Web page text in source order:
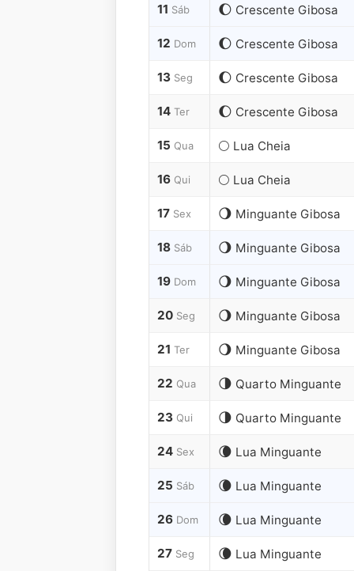
11 Sáb 🌔 Crescente Gibosa
12 Dom 🌔 Crescente Gibosa
13 Seg 🌔 Crescente Gibosa
14 Ter 🌔 Crescente Gibosa
15 Qua 🌕 Lua Cheia
16 Qui 🌕 Lua Cheia
17 Sex 🌖 Minguante Gibosa
18 Sáb 🌖 Minguante Gibosa
19 Dom 🌖 Minguante Gibosa
20 Seg 🌖 Minguante Gibosa
21 Ter 🌖 Minguante Gibosa
22 Qua 🌗 Quarto Minguante
23 Qui 🌗 Quarto Minguante
24 Sex 🌘 Lua Minguante
25 Sáb 🌘 Lua Minguante
26 Dom 🌘 Lua Minguante
27 Seg 🌘 Lua Minguante